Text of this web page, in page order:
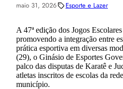
maio 31, 2026 Esporte e Lazer
A 47ª edição dos Jogos
promovendo a integração entre
prática esportiva em diversas
(29), o Ginásio de Esportes
palco das disputas de Karatê e
atletas inscritos de escolas da
município.